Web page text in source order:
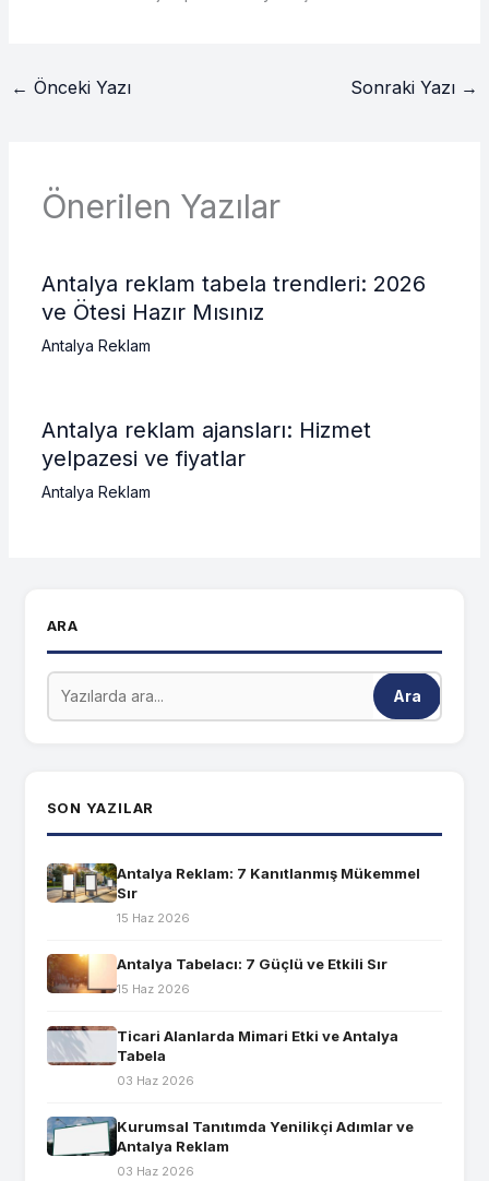
← Önceki Yazı Sonraki Yazı →
Önerilen Yazılar
Antalya reklam tabela trendleri: 2026
ve Ötesi Hazır Mısınız
Antalya Reklam
Antalya reklam ajansları: Hizmet
yelpazesi ve fiyatlar
Antalya Reklam
ARA
Ara
SON YAZILAR
Antalya Reklam: 7 Kanıtlanmış Mükemmel
Sır
15 Haz 2026
Antalya Tabelacı: 7 Güçlü ve Etkili Sır
15 Haz 2026
Ticari Alanlarda Mimari Etki ve Antalya
Tabela
03 Haz 2026
Kurumsal Tanıtımda Yenilikçi Adımlar ve
Antalya Reklam
03 Haz 2026